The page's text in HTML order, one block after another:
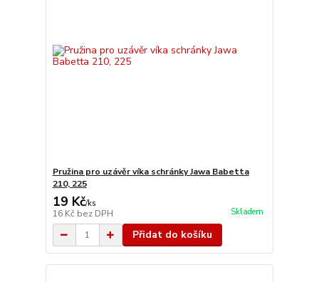
Pružina pro uzávěr víka schránky Jawa Babetta
210, 225
19 Kč/ks
16 Kč bez DPH Skladem
Přidat do košíku